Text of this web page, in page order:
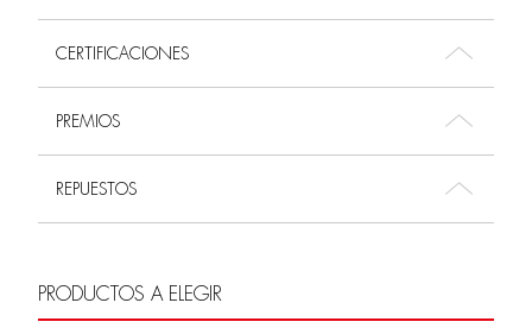
CERTIFICACIONES
PREMIOS
REPUESTOS
PRODUCTOS A ELEGIR